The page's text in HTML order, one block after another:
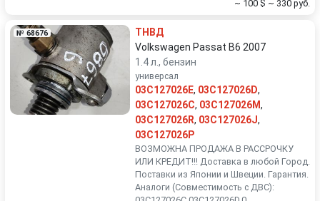
~ 100 $ ~ 330 руб.
№ 68676
ТНВД
Volkswagen Passat B6 2007
1.4 л., бензин
универсал
03C127026E, 03C127026D,
03C127026C, 03C127026M,
03C127026R, 03C127026J,
03C127026P
ВОЗМОЖНА ПРОДАЖА В РАССРОЧКУ
ИЛИ КРЕДИТ!!! Доставка в любой Город.
Поставки из Японии и Швеции. Гарантия.
Аналоги (Совместимость с ДВС):